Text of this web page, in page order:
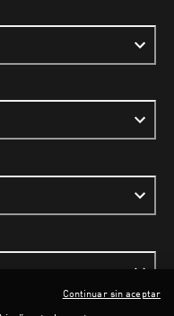
Continuar sin aceptar